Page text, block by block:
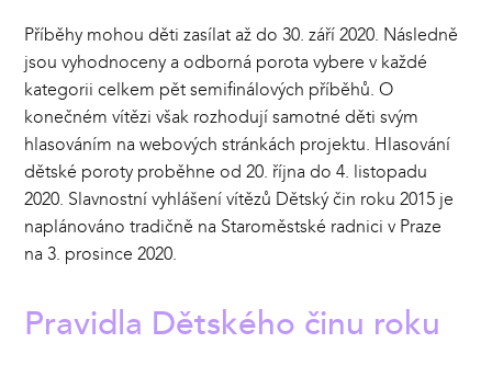
Příběhy mohou děti zasílat až do 30. září 2020. Následně
jsou vyhodnoceny a odborná porota vybere v každé
kategorii celkem pět semifinálových příběhů. O
konečném vítězi však rozhodují samotné děti svým
hlasováním na webových stránkách projektu. Hlasování
dětské poroty proběhne od 20. října do 4. listopadu
2020. Slavnostní vyhlášení vítězů Dětský čin roku 2015 je
naplánováno tradičně na Staroměstské radnici v Praze
na 3. prosince 2020.
Pravidla Dětského činu roku